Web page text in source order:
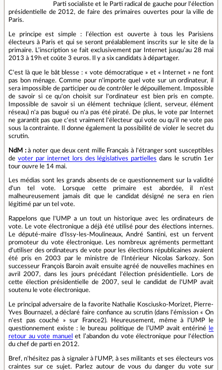
Parti socialiste et le Parti radical de gauche pour l'élection
présidentielle de 2012, de faire des primaires ouvertes pour la ville de
Paris.
Le principe est simple : l’élection est ouverte à tous les Parisiens
électeurs à Paris et qui se seront préalablement inscrits sur le site de la
primaire. L’inscription se fait exclusivement par Internet jusqu’au 28 mai
2013 à 19h et coûte 3 euros. Il y a six candidats à départager.
C'est là que le bât blesse : « vote démocratique » et « Internet » ne font
pas bon ménage. Comme pour n'importe quel vote sur un ordinateur, il
sera impossible de participer ou de contrôler le dépouillement. Impossible
de savoir si ce qu'on choisit sur l'ordinateur est bien pris en compte.
Impossible de savoir si un élément technique (client, serveur, élément
réseau) n'a pas bugué ou n'a pas été piraté. De plus, le vote par Internet
ne garantit pas que c'est vraiment l'électeur qui vote ou qu'il ne vote pas
sous la contrainte. Il donne également la possibilité de violer le secret du
scrutin.
NdM :à noter que deux cent mille Français à l'étranger sont susceptibles
de voter par internet lors des législatives partielles dans le scrutin 1er
tour ouvre le 14 mai.
Les médias sont les grands absents de ce questionnement sur la validité
d'un tel vote. Lorsque cette primaire est abordée, il n'est
malheureusement jamais dit que le candidat désigné ne sera en rien
légitimé par un tel vote.
Rappelons que l'UMP a un tout un historique avec les ordinateurs de
vote. Le vote électronique a déjà été utilisé pour des élections internes.
Le député-maire d'Issy-les-Moulineaux, André Santini, est un fervent
promoteur du vote électronique. Les nombreux agréments permettant
d'utiliser des ordinateurs de vote pour les élections républicaines avaient
été pris en 2003 par le ministre de l’Intérieur Nicolas Sarkozy. Son
successeur François Baroin avait ensuite agréé de nouvelles machines en
avril 2007, dans les jours précédant l'élection présidentielle. Lors de
cette élection présidentielle de 2007, seul le candidat de l'UMP avait
soutenu le vote électronique.
Le principal adversaire de la favorite Nathalie Kosciusko-Morizet, Pierre-
Yves Bournazel, a déclaré faire confiance au scrutin (dans l'émission « On
n'est pas couché » sur France2). Heureusement, même à l'UMP le
questionnement existe : le bureau politique de l’UMP avait entériné
le
retour au vote manuel et l’abandon du vote électronique pour l'élection
du chef de parti en 2012.
Bref, n'hésitez pas à signaler à l'UMP, à ses militants et ses électeurs vos
craintes sur ce sujet. Parlez autour de vous du danger du vote sur